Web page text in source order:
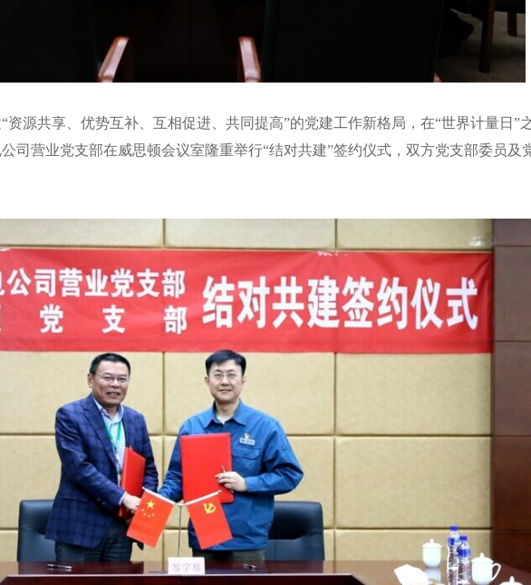
资源共享、优势互补、互相促进、共同提高”的党建工作新格局，在“世界计量日”
司营业党支部在威思顿会议室隆重举行“结对共建”签约仪式，双方党支部委员及